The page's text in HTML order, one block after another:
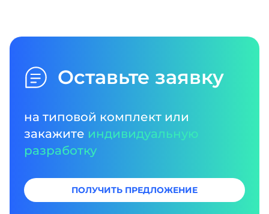
Оставьте заявку
на типовой комплект или
закажите индивидуальную
разработку
ПОЛУЧИТЬ ПРЕДЛОЖЕНИЕ